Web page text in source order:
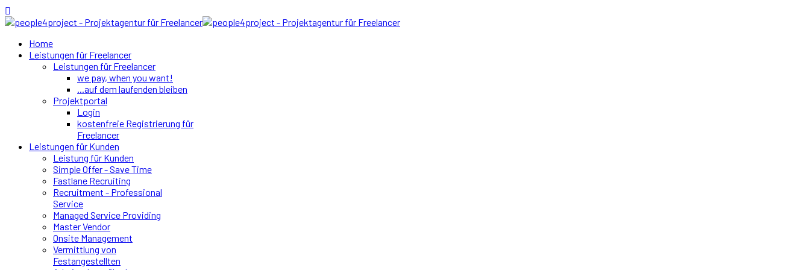
Home
Leistungen für Freelancer
Leistungen für Freelancer
we pay, when you want!
...auf dem laufenden bleiben
Projektportal
Login
kostenfreie Registrierung für
Freelancer
Leistungen für Kunden
Leistung für Kunden
Simple Offer - Save Time
Fastlane Recruiting
Recruitment - Professional
Service
Managed Service Providing
Master Vendor
Onsite Management
Vermittlung von
Festangestellten